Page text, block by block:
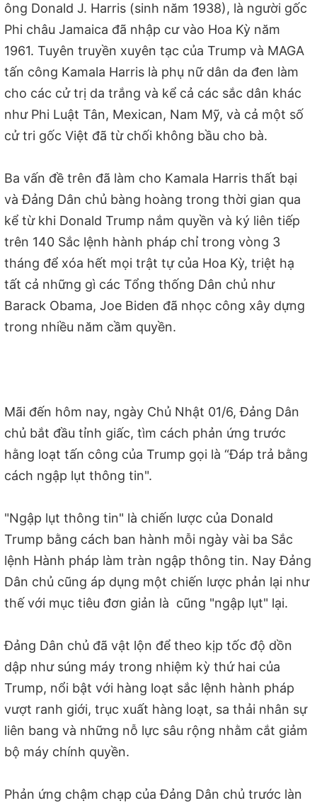
ông Donald J. Harris (sinh năm 1938), là người gốc
Phi châu Jamaica đã nhập cư vào Hoa Kỳ năm
1961. Tuyên truyền xuyên tạc của Trump và MAGA
tấn công Kamala Harris là phụ nữ dân da đen làm
cho các cử trị da trắng và kể cả các sắc dân khác
như Phi Luật Tân, Mexican, Nam Mỹ, và cả một số
cử tri gốc Việt đã từ chối không bầu cho bà.
Ba vấn đề trên đã làm cho Kamala Harris thất bại
và Đảng Dân chủ bàng hoàng trong thời gian qua
kể từ khi Donald Trump nắm quyền và ký liên tiếp
trên 140 Sắc lệnh hành pháp chỉ trong vòng 3
tháng để xóa hết mọi trật tự của Hoa Kỳ, triệt hạ
tất cả những gì các Tổng thống Dân chủ như
Barack Obama, Joe Biden đã nhọc công xây dựng
trong nhiều năm cầm quyền.
Mãi đến hôm nay, ngày Chủ Nhật 01/6, Đảng Dân
chủ bắt đầu tỉnh giấc, tìm cách phản ứng trước
hằng loạt tấn công của Trump gọi là “Đáp trả bằng
cách ngập lụt thông tin".
"Ngập lụt thông tin" là chiến lược của Donald
Trump bằng cách ban hành mỗi ngày vài ba Sắc
lệnh Hành pháp làm tràn ngập thông tin. Nay Đảng
Dân chủ cũng áp dụng một chiến lược phản lại như
thế với mục tiêu đơn giản là cũng "ngập lụt" lại.
Đảng Dân chủ đã vật lộn để theo kịp tốc độ dồn
dập như súng máy trong nhiệm kỳ thứ hai của
Trump, nổi bật với hàng loạt sắc lệnh hành pháp
vượt ranh giới, trục xuất hàng loạt, sa thải nhân sự
liên bang và những nỗ lực sâu rộng nhằm cắt giảm
bộ máy chính quyền.
Phản ứng chậm chạp của Đảng Dân chủ trước làn